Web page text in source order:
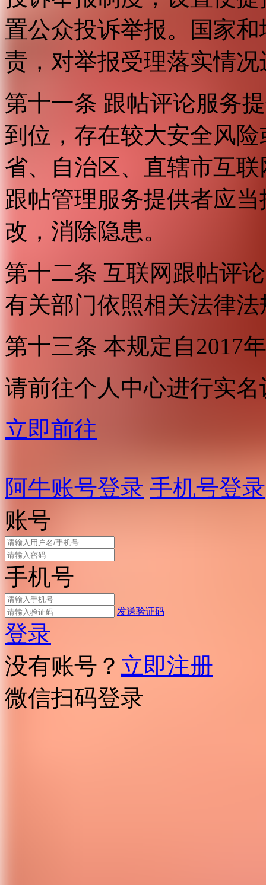
置公众投诉举报。国家
责，对举报受理落实情
第十一条 跟帖评论服务
到位，存在较大安全风
省、自治区、直辖市互
跟帖管理服务提供者应
改，消除隐患。
第十二条 互联网跟帖评
有关部门依照相关法律
第十三条 本规定自2017
请前往个人中心进行实名
立即前往
阿牛账号登录 手机号登录
账号
手机号
发送验证码
登录
没有账号？ 立即注册
微信扫码登录